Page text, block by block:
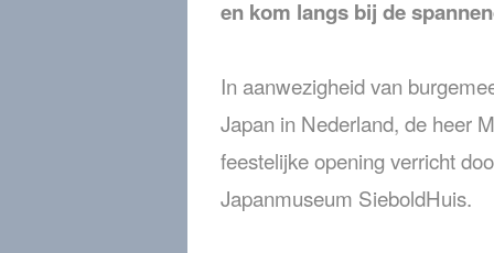
en kom langs bij de
In aanwezigheid van
Japan in Nederland, de heer
feestelijke opening verricht
Japanmuseum SieboldHuis.